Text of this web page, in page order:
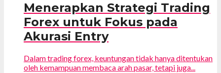
Menerapkan Strategi Trading
Forex untuk Fokus pada
Akurasi Entry
Dalam trading forex, keuntungan tidak hanya ditentukan
oleh kemampuan membaca arah pasar, tetapi juga...